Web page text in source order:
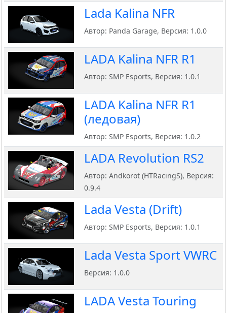
Lada Kalina NFR
Автор: Panda Garage, Версия: 1.0.0
LADA Kalina NFR R1
Автор: SMP Esports, Версия: 1.0.1
LADA Kalina NFR R1
(ледовая)
Автор: SMP Esports, Версия: 1.0.2
LADA Revolution RS2
Автор: Andkorot (HTRacingS), Версия:
0.9.4
Lada Vesta (Drift)
Автор: SMP Esports, Версия: 1.0.1
Lada Vesta Sport VWRC
Версия: 1.0.0
LADA Vesta Touring